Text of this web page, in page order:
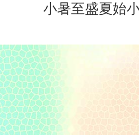
小暑至盛夏始